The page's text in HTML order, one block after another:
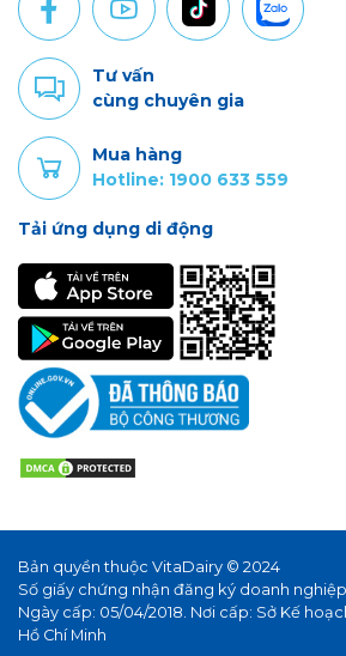
Tư vấn
cùng chuyên gia
Mua hàng
Hotline: 1900 633 559
Tải ứng dụng di động
Bản quyền thuộc VitaDairy © 2024
Số giấy chứng nhận đăng ký doanh
Ngày cấp: 05/04/2018. Nơi cấp: Sở Kế
Hồ Chí Minh